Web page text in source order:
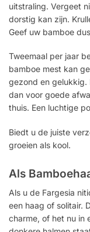
uitstraling. Vergeet
dorstig kan zijn.
Geef uw bamboe
Tweemaal per jaar
bamboe mest kan
gezond en gelukkig.
dan voor goede
thuis. Een luchtige
Biedt u de juiste
groeien als kool.
Als
Als u de Fargesia
een haag of solitair.
charme, of het nu in